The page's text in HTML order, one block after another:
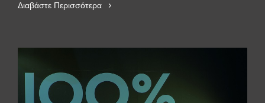
Διαβάστε Περισσότερα